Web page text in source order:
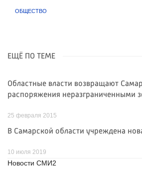
ОБЩЕСТВО
ЕЩЁ ПО ТЕМЕ
Областные власти возвращают
распоряжения неразграниченными
25 февраля 2015
В Самарской области учреждена
10 июля 2019
Новости СМИ2